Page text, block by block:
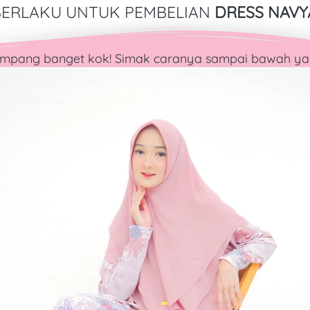
UNTUK PEMBELIAN DRESS
banget kok! Simak caranya sampai bawah